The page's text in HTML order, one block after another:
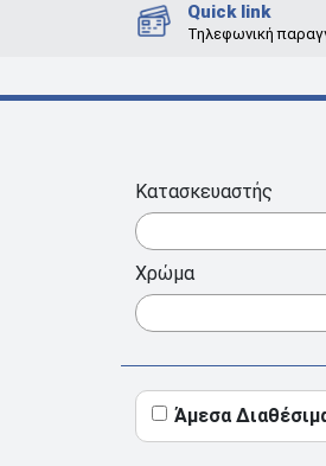
Quick link
Τηλεφωνική
Κατασκευαστής
Χρώμα
Άμεσα